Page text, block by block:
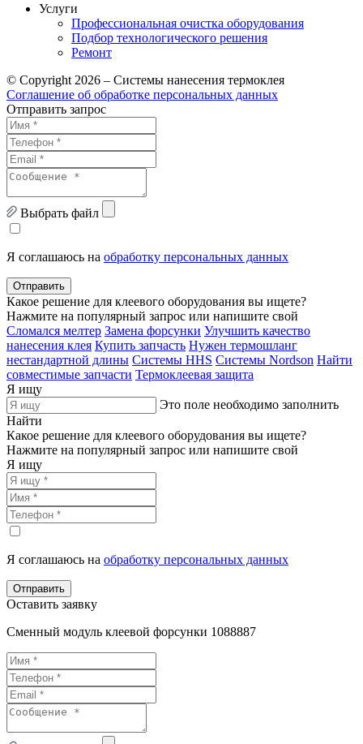
Услуги
Профессиональная очистка оборудования
Подбор технологического решения
Ремонт
© Copyright 2026 – Системы нанесения термоклея
Соглашение об обработке персональных данных
Отправить запрос
Выбрать файл
Я соглашаюсь на обработку персональных данных
Отправить
Какое решение для клеевого оборудования вы ищете?
Нажмите на популярный запрос или напишите свой
Сломался мелтер Замена форсунки Улучшить качество
нанесения клея Купить запчасть Нужен термошланг
нестандартной длины Системы HHS Системы Nordson Найти
совместимые запчасти Термоклеевая защита
Я ищу
Это поле необходимо заполнить
Найти
Какое решение для клеевого оборудования вы ищете?
Нажмите на популярный запрос или напишите свой
Я ищу
Я соглашаюсь на обработку персональных данных
Отправить
Оставить заявку
Сменный модуль клеевой форсунки 1088887